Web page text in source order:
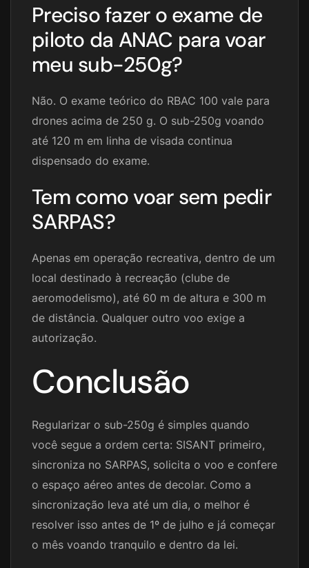
Preciso fazer o exame de
piloto da ANAC para voar
meu sub-250g?
Não. O exame teórico do RBAC 100 vale para
drones acima de 250 g. O sub-250g voando
até 120 m em linha de visada continua
dispensado do exame.
Tem como voar sem pedir
SARPAS?
Apenas em operação recreativa, dentro de um
local destinado à recreação (clube de
aeromodelismo), até 60 m de altura e 300 m
de distância. Qualquer outro voo exige a
autorização.
Conclusão
Regularizar o sub-250g é simples quando
você segue a ordem certa: SISANT primeiro,
sincroniza no SARPAS, solicita o voo e confere
o espaço aéreo antes de decolar. Como a
sincronização leva até um dia, o melhor é
resolver isso antes de 1º de julho e já começar
o mês voando tranquilo e dentro da lei.